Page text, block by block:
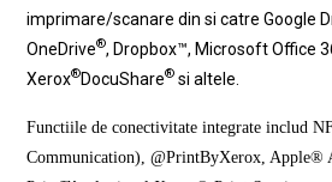
imprimare/scanare din si catre Google
OneDrive®, Dropbox™, Microsoft Office
Xerox®DocuShare®si altele.
Functiile de conectivitate integrate includ
Communication), @PrintByXerox, Apple®